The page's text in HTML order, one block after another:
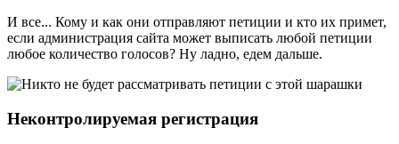
И все... Кому и как они отправляют петиции и кто их примет,
если администрация сайта может выписать любой петиции
любое количество голосов? Ну ладно, едем дальше.
Неконтролируемая регистрация